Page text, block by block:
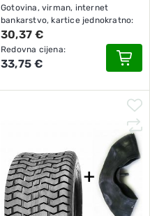
Gotovina, virman, internet
bankarstvo, kartice jednokratno:
30,37 €
Redovna cijena:
33,75 €